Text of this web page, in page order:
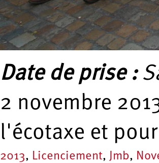
Date de prise :
2 novembre
l'écotaxe et
2013, Licenciement, Jmb,